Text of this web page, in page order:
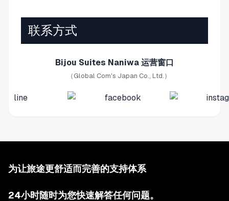
联系方式
Bijou Suites Naniwa 运营窗口
（Global Com's Japan Co., Ltd.）
为让旅途更舒适而完善的支持体系
24小时随时为您快速解答任何问题。